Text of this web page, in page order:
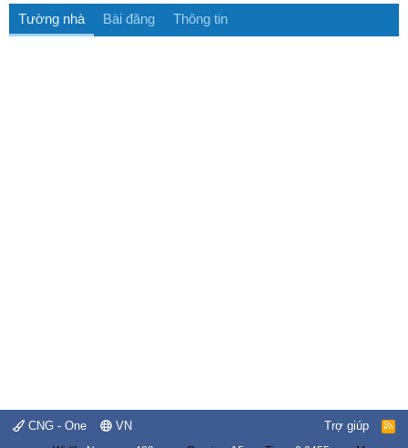
Tường nhà Bài đăng Thông tin
CNG - One VN Trợ giúp
R